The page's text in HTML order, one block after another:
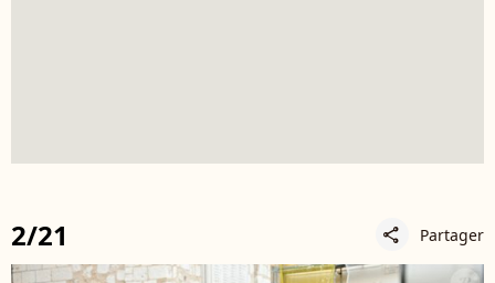
2/21 share Partager